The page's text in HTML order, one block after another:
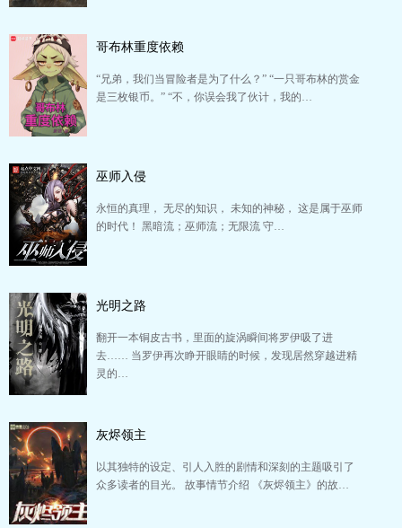
哥布林重度依赖
“兄弟，我们当冒险者是为了什么？” “一只哥布林的赏金
是三枚银币。” “不，你误会我了伙计，我的…
巫师入侵
永恒的真理， 无尽的知识， 未知的神秘， 这是属于巫师
的时代！ 黑暗流；巫师流；无限流 守…
光明之路
翻开一本铜皮古书，里面的旋涡瞬间将罗伊吸了进
去…… 当罗伊再次睁开眼睛的时候，发现居然穿越进精
灵的…
灰烬领主
以其独特的设定、引人入胜的剧情和深刻的主题吸引了
众多读者的目光。 故事情节介绍 《灰烬领主》的故…